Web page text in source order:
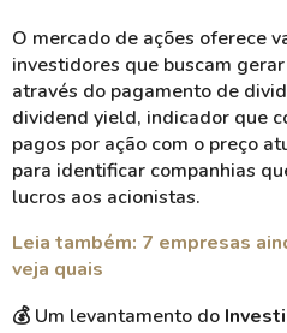
O mercado de ações oferece
investidores que buscam
através do pagamento de
dividend yield, indicador que
pagos por ação com o preço
para identificar companhias
lucros aos acionistas.
Leia também: 7 empresas
veja quais
💰 Um levantamento do